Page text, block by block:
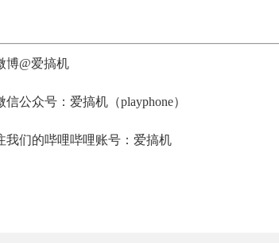
博@爱搞机
公众号：爱搞机（playphone）
我们的哔哩哔哩账号：爱搞机